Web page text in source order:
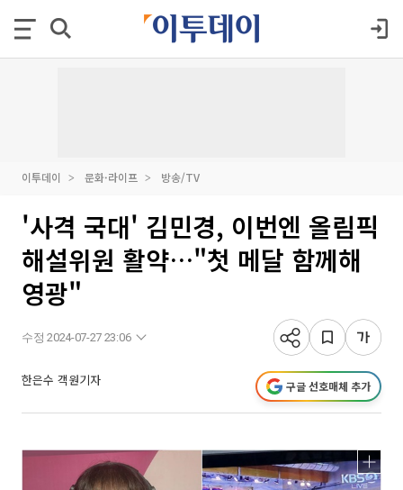
이투데이 문화·라이프 방송/TV
'사격 국대' 김민경, 이번엔 올림픽
해설위원 활약…"첫 메달 함께해
영광"
수정 2024-07-27 23:06
한은수 객원기자 구글 선호매체 추가